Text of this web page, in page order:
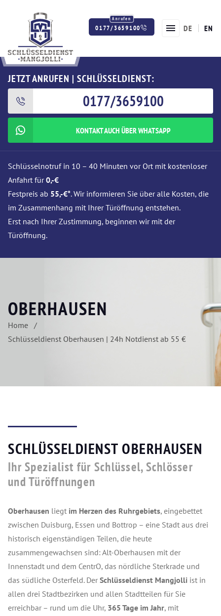
0177/3659100 DE EN
JETZT ANRUFEN | SCHLÜSSELDIENST:
0177/3659100
KONTAKT AUCH ÜBER WHATSAPP
Schlüsselnotruf in 10 – 40 Minuten vor Ort mit kostenloser
Anfahrt für0,-€
Festpreis ab 55,-€*. Wir informieren Sie über alle Kosten, die
im Zusammenhang mit Ihrer Türöffnung entstehen.
Erst nach Ihrer Zustimmung, beginnen wir mit der
Türöffnung.
OBERHAUSEN
Home
Schlüsseldienst Oberhausen | 24h Notdienst ab 55 €
SCHLÜSSELDIENST OBERHAUSEN
Ihr Spezialist für Schlüssel, Schlösser
und Türöffnungen
Oberhausen liegt im Herzen des Ruhrgebiets, eingebettet
zwischen Duisburg, Essen und Bottrop – eine Stadt aus drei
historisch eigenständigen Teilen, die heute
zusammengewachsen sind: Alt-Oberhausen mit der
Innenstadt und dem CentrO, das nördliche Sterkrade und
das südliche Osterfeld. Der Schlüsseldienst Mangjolli ist in
allen drei Stadtbezirken und allen Stadtteilen für Sie
erreichbar – rund um die Uhr, 365 Tage im Jahr, mit